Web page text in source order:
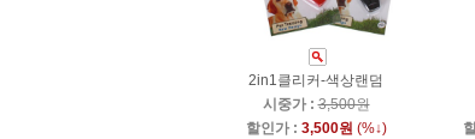
2in1클리커-색상랜덤
시중가 :3,500원
할인가 : 3,500원 (%↓)